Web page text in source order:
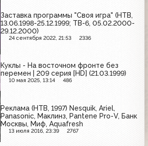
Заставка программы "Своя игра" (НТВ,
13.06.1998-25.12.1999; ТВ-6, 05.02.2000-
29.12.2000)
24 сентября 2022, 21:53 2336
Куклы - На восточном фронте без
перемен | 209 серия [HD] (21.03.1999)
10 мая 2025, 13:14 486
Реклама (НТВ, 1997) Nesquik, Ariel,
Panasonic, Маклинз, Pantene Pro-V, Банк
Москвы, Миф, Aquafresh
13 июля 2016, 23:39 2767